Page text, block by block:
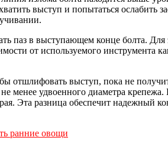
выступ и попытаться ослабить
паз в выступающем конце болта.
от используемого
отшлифовать выступ, пока не
менее удвоенного диаметра
Эта разница обеспечит надежный
ранние овощи